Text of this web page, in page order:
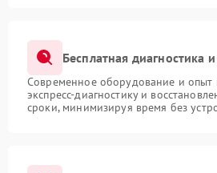
Бесплатная диагностика
Современное оборудование и опыт
экспресс-диагностику и
сроки, минимизируя время без